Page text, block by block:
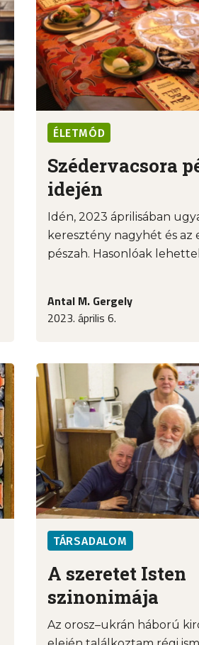
ÉLETMÓD
Szédervacsora
idején
Idén, 2023 áprilisában
keresztény nagyhét és az
pészah. Hasonlóak
Antal M. Gergely
2023. április 6.
TÁRSADALOM
A szeretet Isten
szinonimája
Az orosz–ukrán háború